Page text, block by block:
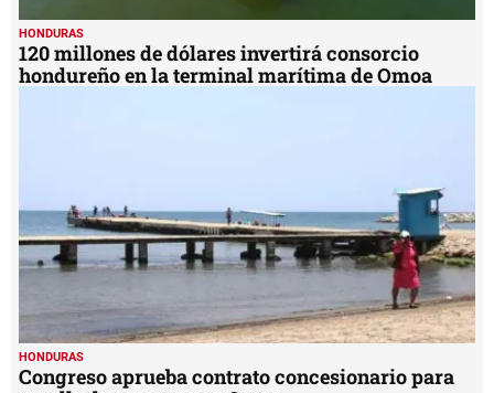
HONDURAS
120 millones de dólares invertirá consorcio
hondureño en la terminal marítima de Omoa
HONDURAS
Congreso aprueba contrato concesionario para